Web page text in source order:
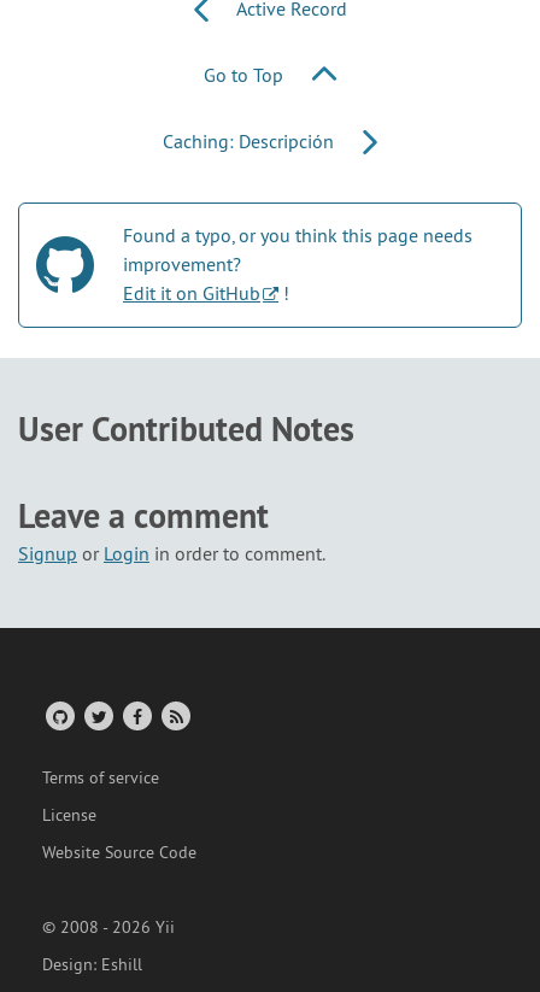
Active Record
Go to Top
Caching: Descripción
Found a typo, or you think this page needs
improvement?
Edit it on GitHub
!
User Contributed Notes
Leave a comment
Signup or Login in order to comment.
Terms of service
License
Website Source Code
© 2008 - 2026 Yii
Design: Eshill